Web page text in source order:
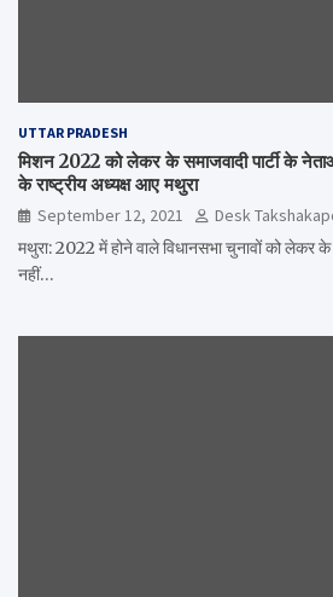
UTTAR PRADESH
मिशन 2022 को लेकर के समाजवादी पार्टी के
के राष्ट्रीय अध्यक्ष आए मथुरा
September 12, 2021
Desk
मथुरा: 2022 में होने वाले विधानसभा चुनावों को लेकर के
नहीं…